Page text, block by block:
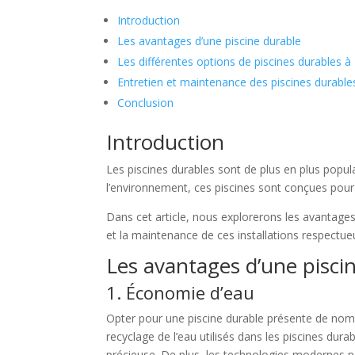
Introduction
Les avantages d’une piscine durable
Les différentes options de piscines durables
Entretien et maintenance des piscines
Conclusion
Introduction
Les piscines durables sont de plus en plus
l’environnement, ces piscines sont conçues
Dans cet article, nous explorerons les
et la maintenance de ces installations
Les avantages d’une
1. Économie d’eau
Opter pour une piscine durable présente de
recyclage de l’eau utilisés dans les piscines